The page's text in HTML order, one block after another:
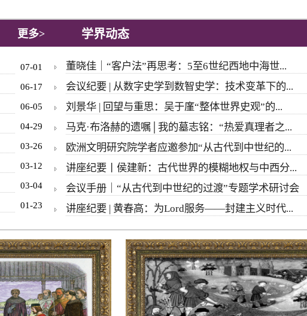
更多>
07-01
06-17
06-05
04-29
03-26
03-12
03-04
01-23
学界动态
董晓佳｜“客户法”再思考：5至6世纪西地中海世...
会议纪要 | 从数字史学到数智史学：技术变革下的...
刘景华 | 回望与重思：吴于廑“整体世界史观”的...
马克·布洛赫的遗嘱│我的墓志铭：“热爱真理者之...
欧洲文明研究院学者应邀参加“从古代到中世纪的...
讲座纪要丨侯建新：古代世界的模糊地权与中西分...
会议手册｜“从古代到中世纪的过渡”专题学术研讨会
讲座纪要 | 黄春高：为Lord服务——封建主义时代...